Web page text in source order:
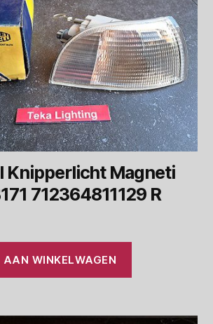
Knipperlicht Magneti
712364811129 R
AAN WINKELWAGEN